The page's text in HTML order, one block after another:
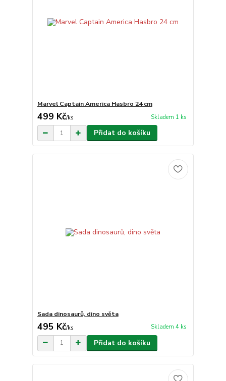
Marvel Captain America Hasbro 24 cm
499 Kč/ks Skladem 1 ks
Přidat do košíku
Sada dinosaurů, dino světa
495 Kč/ks Skladem 4 ks
Přidat do košíku